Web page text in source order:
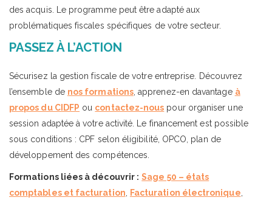
des acquis. Le programme peut être adapté aux
problématiques fiscales spécifiques de votre secteur.
PASSEZ À L’ACTION
Sécurisez la gestion fiscale de votre entreprise. Découvrez
l’ensemble de nos formations, apprenez-en davantage à
propos du CIDFP ou contactez-nous pour organiser une
session adaptée à votre activité. Le financement est possible
sous conditions : CPF selon éligibilité, OPCO, plan de
développement des compétences.
Formations liées à découvrir : Sage 50 – états
comptables et facturation
Facturation électronique